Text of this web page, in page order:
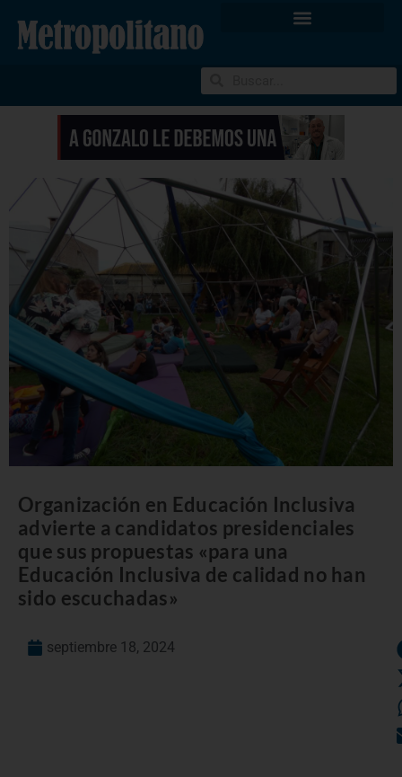
Organización en Educación Inclusiva
advierte a candidatos presidenciales
que sus propuestas «para una
Educación Inclusiva de calidad no han
sido escuchadas»
septiembre 18, 2024